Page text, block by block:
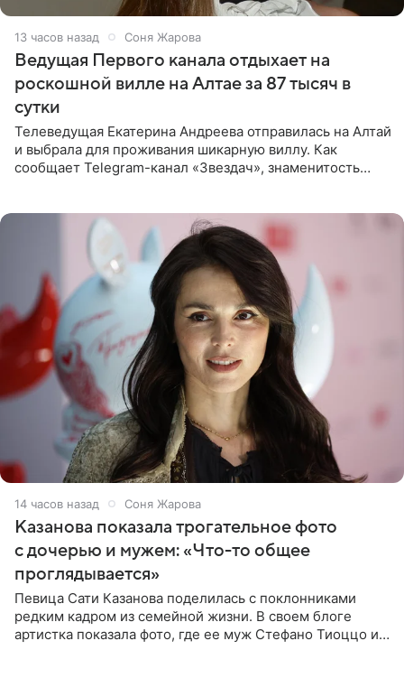
13 часов назад Соня Жарова
Ведущая Первого канала отдыхает на
роскошной вилле на Алтае за 87 тысяч в
сутки
Телеведущая Екатерина Андреева отправилась на Алтай
и выбрала для проживания шикарную виллу. Как
сообщает Telegram-канал «Звездач», знаменитость
14 часов назад Соня Жарова
Казанова показала трогательное фото
с дочерью и мужем: «Что-то общее
проглядывается»
Певица Сати Казанова поделилась с поклонниками
редким кадром из семейной жизни. В своем блоге
артистка показала фото, где ее муж Стефано Тиоццо и